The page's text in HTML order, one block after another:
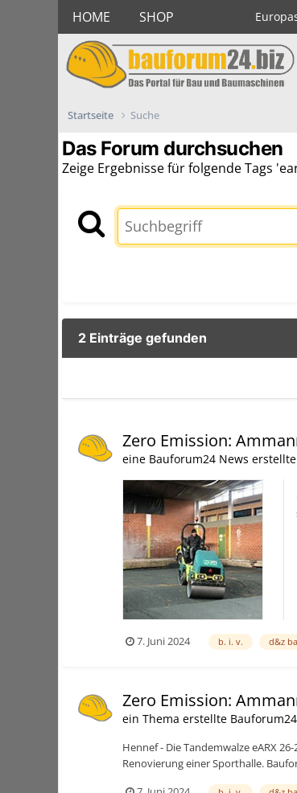
HOME SHOP
Startseite Suche
Das Forum durchsuchen
Zeige Ergebnisse für folgende Tags
2 Einträge gefunden
Zero Emission:
eine Bauforum24 News
7. Juni 2024 b. i. v. d&z
Zero Emission:
ein Thema erstellte
Hennef - Die Tandemwalze eARX
Renovierung einer Sporthalle.